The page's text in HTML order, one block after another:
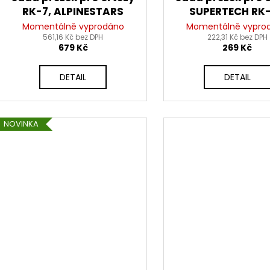
RK-7, ALPINESTARS
Momentálně vyprodáno
561,16 Kč bez DPH
679 Kč
DETAIL
SUPERTECH
Momentálně
222,31 Kč bez DPH
269 Kč
DETAIL
NOVINKA